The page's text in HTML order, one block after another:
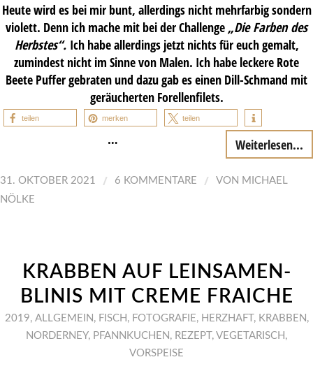
Heute wird es bei mir bunt, allerdings nicht mehrfarbig sondern
violett. Denn ich mache mit bei der Challenge „Die Farben des
Herbstes“. Ich habe allerdings jetzt nichts für euch gemalt,
zumindest nicht im Sinne von Malen. Ich habe leckere Rote
Beete Puffer gebraten und dazu gab es einen Dill-Schmand mit
geräucherten Forellenfilets.
teilen merken teilen
… Weiterlesen...
31. OKTOBER 2021 / 6 KOMMENTARE / VON MICHAEL
NÖLKE
KRABBEN AUF LEINSAMEN-
BLINIS MIT CREME FRAICHE
2019, ALLGEMEIN , FISCH , FOTOGRAFIE, HERZHAFT , KRABBEN ,
NORDERNEY, PFANNKUCHEN , REZEPT , VEGETARISCH ,
VORSPEISE